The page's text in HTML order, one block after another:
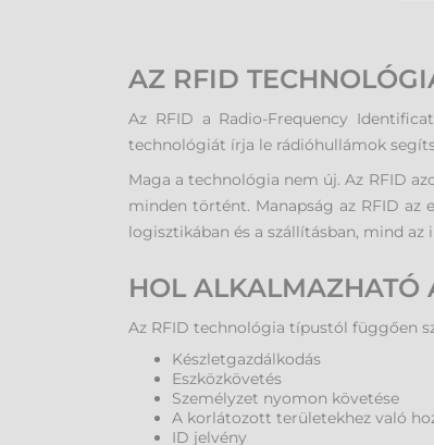
AZ RFID
Az RFID a Radio-Frequency
technológiát írja le rádióhullámok
Maga a technológia nem új. Az RFID
minden történt. Manapság az RFID az
logisztikában és a szállításban, mind
HOL ALKALMAZHATÓ
Az RFID technológia típustól függően
Készletgazdálkodás
Eszközkövetés
Személyzet nyomon követése
A korlátozott területekhez való
ID jelvény